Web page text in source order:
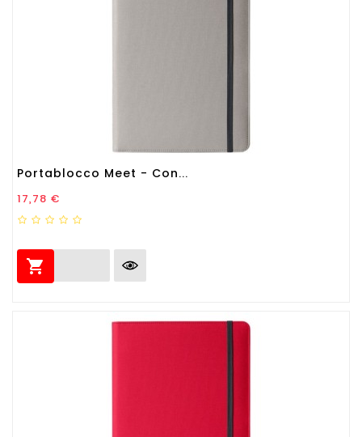
Portablocco Meet - Con...
Prezzo
17,78 €
